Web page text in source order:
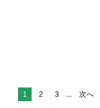
1 2 3 ... 次へ